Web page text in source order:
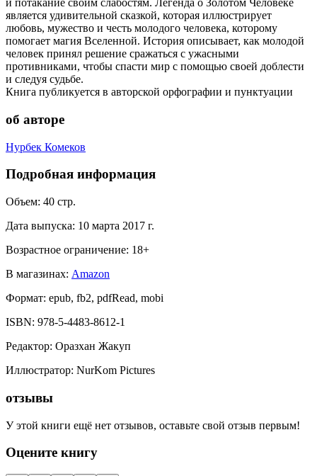
и потакание своим слабостям. Легенда о Золотом Человеке
является удивительной сказкой, которая иллюстрирует
любовь, мужество и честь молодого человека, которому
помогает магия Вселенной. История описывает, как молодой
человек принял решение сражаться с ужасными
противниками, чтобы спасти мир с помощью своей доблести
и следуя судьбе.
Книга публикуется в авторской орфографии и пунктуации
об авторе
Нурбек Комеков
Подробная информация
Объем: 40 стр.
Дата выпуска: 10 марта 2017 г.
Возрастное ограничение: 18+
В магазинах: Amazon
Формат: epub, fb2, pdfRead, mobi
ISBN: 978-5-4483-8612-1
Редактор: Оразхан Жакуп
Иллюстратор: NurKom Pictures
отзывы
У этой книги ещё нет отзывов, оставьте свой отзыв первым!
Оцените книгу